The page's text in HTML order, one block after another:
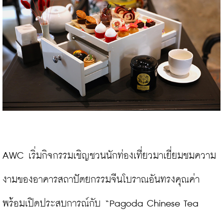
AWC เริ่มกิจกรรมเชิญชวนนักท่องเที่ยวมาเยี่ยมชมความ
งามของอาคารสถาปัตยกรรมจีนโบราณอันทรงคุณค่า
พร้อมเปิดประสบการณ์กับ “Pagoda Chinese Tea